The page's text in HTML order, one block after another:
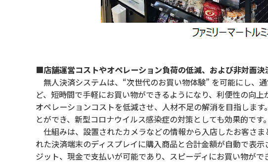
■店舗運営コストやオペレーション負荷の低減、および非対面決
無人決済システムは、“次世代のお買い物体験” を可能にし、
ど、短時間で手軽にお買い物ができるようになり、利便性の向
オペレーションコストを低減させ、人材不足の解消を目指しま
とができ、新型コロナウイルス感染症の対策としても効果的です。
仕組みは、設置されたカメラなどの情報から入店したお客さ
れた決済端末のディスプレイに購入商品と合計金額が自動で表
ジット、現金で支払いが可能であり、スピーディにお買い物がで